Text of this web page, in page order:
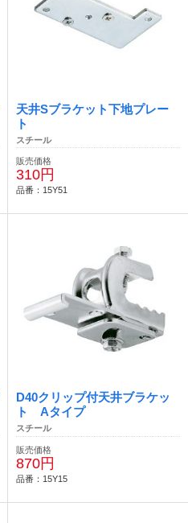
天井Sブラケット下地プレー
ト
スチール
販売価格
310円
品番：15Y51
D40クリップ付天井ブラケッ
ト Aタイプ
スチール
販売価格
870円
品番：15Y15